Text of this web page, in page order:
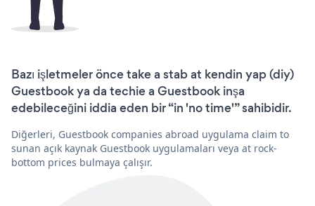
Bazı işletmeler önce take a stab at kendin yap (diy)
Guestbook ya da techie a Guestbook inşa
edebileceğini iddia eden bir “in 'no time'” sahibidir.
Diğerleri, Guestbook companies abroad uygulama claim to
sunan açık kaynak Guestbook uygulamaları veya at rock-
bottom prices bulmaya çalışır.